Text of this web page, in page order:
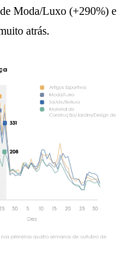
Moda/Luxo (+290%) e
atrás.